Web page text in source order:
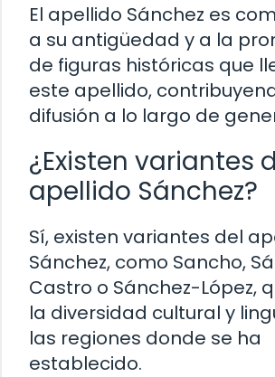
El apellido Sánchez es
a su antigüedad y a la
de figuras históricas que
este apellido,
difusión a lo largo de
¿Existen variantes
apellido Sánchez?
Sí, existen variantes del
Sánchez, como Sancho,
Castro o Sánchez-López,
la diversidad cultural y
las regiones donde se ha
establecido.